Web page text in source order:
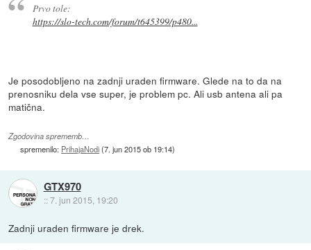
Prvo tole:
https://slo-tech.com/forum/t645399/p480...
Je posodobljeno na zadnji uraden firmware. Glede na to da na
prenosniku dela vse super, je problem pc. Ali usb antena ali pa
matična.
Zgodovina sprememb…
spremenilo: PrihajaNodi(7. jun 2015 ob 19:14)
GTX970
::7. jun 2015, 19:20
Zadnji uraden firmware je drek.